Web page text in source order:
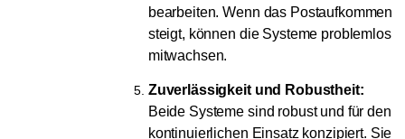
bearbeiten. Wenn das Postaufkommen
steigt, können die Systeme problemlos
mitwachsen.
Zuverlässigkeit und Robustheit:
Beide Systeme sind robust und für den
kontinuierlichen Einsatz konzipiert. Sie